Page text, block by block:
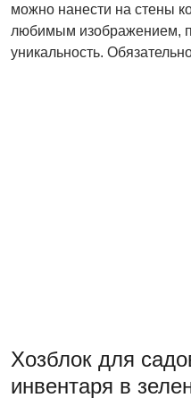
можно нанести на стены
любимым изображением,
уникальность.
Хозблок для
инвентаря в